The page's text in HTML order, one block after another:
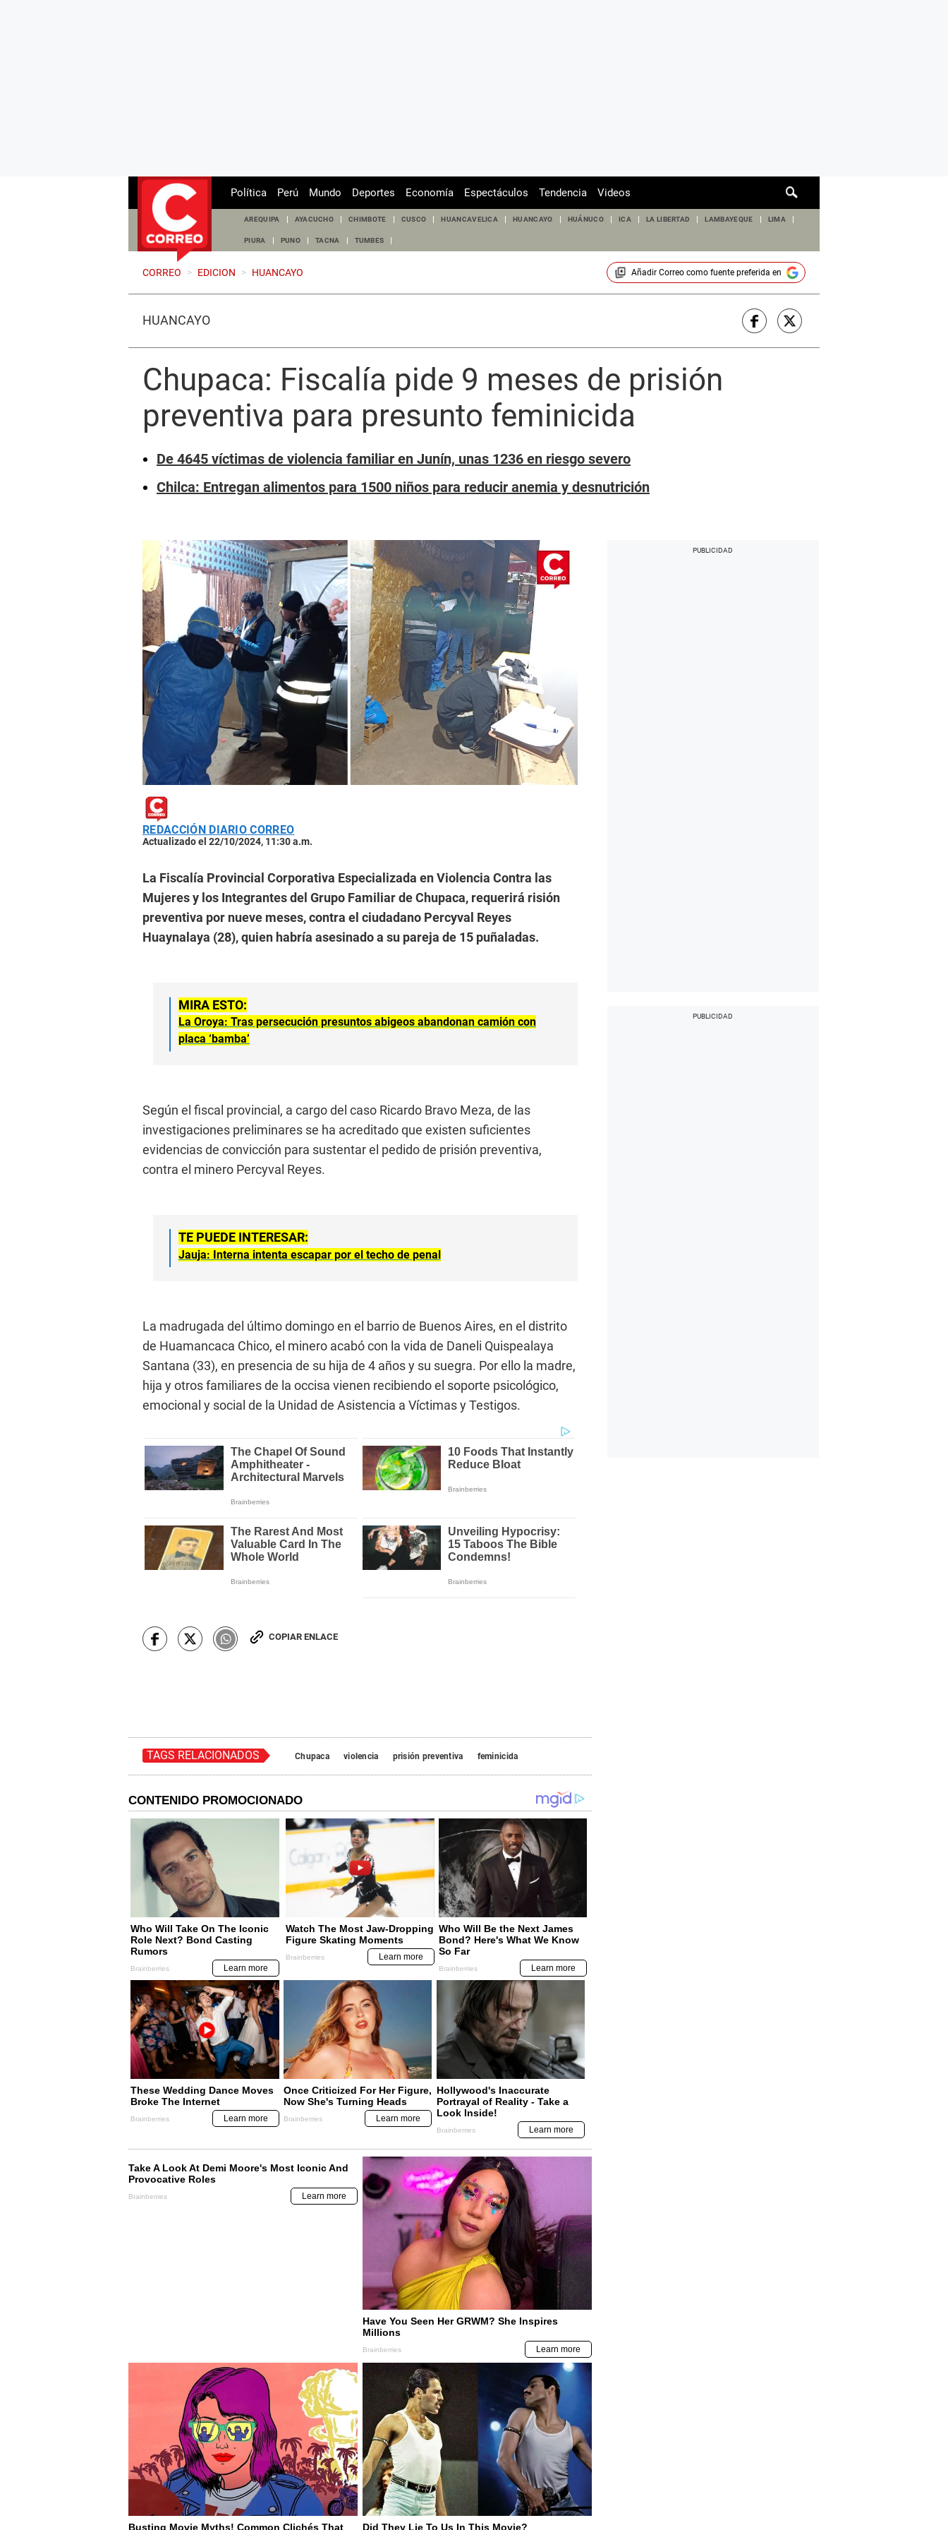
de
Política Perú Mundo Deportes Economía Espectáculos Tendencia Videos
AREQUIPA AYACUCHO CHIMBOTE CUSCO HUANCAVELICA HUANCAYO HUÁNUCO ICA LA LIBERTAD LAMBAYEQUE LIMA
PIURA PUNO TACNA TUMBES
CORREO > EDICION > HUANCAYO Añadir Correocomo fuente preferida en
HUANCAYO
Chupaca: Fiscalía pide 9 meses de prisión
preventiva para presunto feminicida
De 4645 víctimas de violencia familiar en Junín, unas 1236 en riesgo severo
Chilca: Entregan alimentos para 1500 niños para reducir anemia y desnutrición
REDACCIÓN DIARIO CORREO
Actualizado el 22/10/2024, 11:30 a.m.
La Fiscalía Provincial Corporativa Especializada en Violencia Contra las
Mujeres y los Integrantes del Grupo Familiar de Chupaca, requerirá risión
preventiva por nueve meses, contra el ciudadano Percyval Reyes
Huaynalaya (28), quien habría asesinado a su pareja de 15 puñaladas.
MIRA ESTO:
La Oroya: Tras persecución presuntos abigeos abandonan camión con
placa ‘bamba’
Según el fiscal provincial, a cargo del caso Ricardo Bravo Meza, de las
investigaciones preliminares se ha acreditado que existen suficientes
evidencias de convicción para sustentar el pedido de prisión preventiva,
contra el minero Percyval Reyes.
TE PUEDE INTERESAR:
Jauja: Interna intenta escapar por el techo de penal
La madrugada del último domingo en el barrio de Buenos Aires, en el distrito
de Huamancaca Chico, el minero acabó con la vida de Daneli Quispealaya
Santana (33), en presencia de su hija de 4 años y su suegra. Por ello la madre,
hija y otros familiares de la occisa vienen recibiendo el soporte psicológico,
emocional y social de la Unidad de Asistencia a Víctimas y Testigos.
COPIAR ENLACE
TAGS RELACIONADOS Chupaca violencia prisión preventiva feminicida